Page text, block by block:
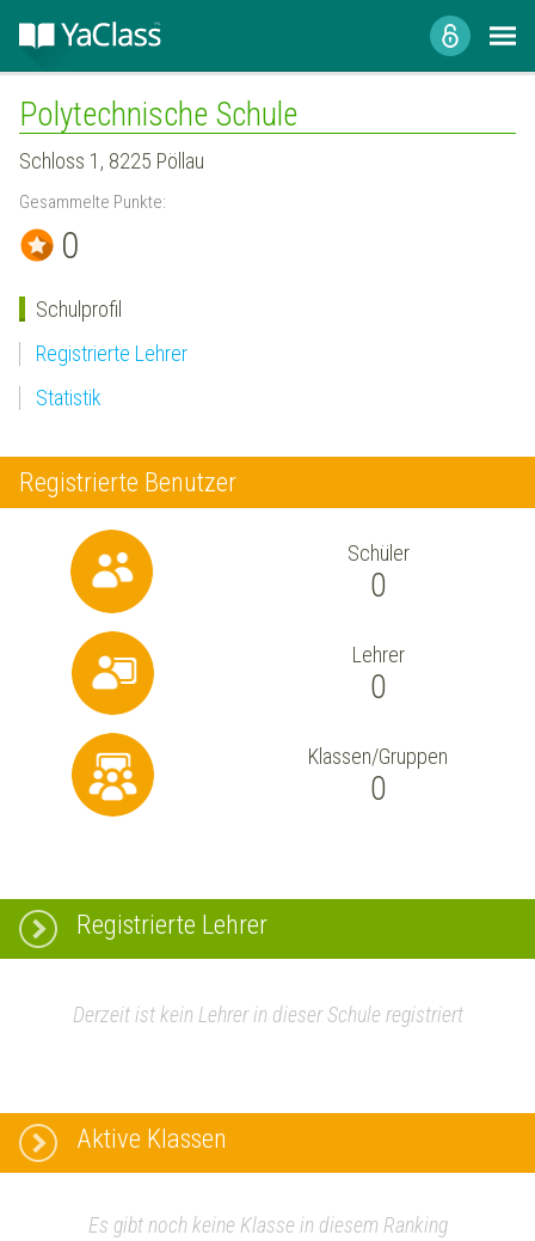
Polytechnische Schule
Schloss 1, 8225 Pöllau
Gesammelte Punkte:
0
Schulprofil
Registrierte Lehrer
Statistik
Registrierte Benutzer
Schüler
0
Lehrer
0
Klassen/Gruppen
0
Registrierte Lehrer
Derzeit ist kein Lehrer in dieser Schule registriert
Aktive Klassen
Es gibt noch keine Klasse in diesem Ranking